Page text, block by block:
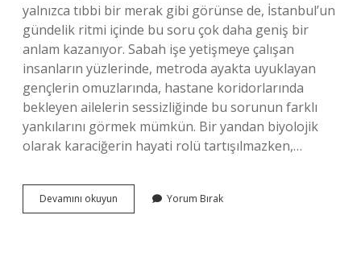
yalnızca tıbbi bir merak gibi görünse de, İstanbul’un
gündelik ritmi içinde bu soru çok daha geniş bir
anlam kazanıyor. Sabah işe yetişmeye çalışan
insanların yüzlerinde, metroda ayakta uyuklayan
gençlerin omuzlarında, hastane koridorlarında
bekleyen ailelerin sessizliğinde bu sorunun farklı
yankılarını görmek mümkün. Bir yandan biyolojik
olarak karaciğerin hayati rolü tartışılmazken,…
Devamını okuyun Karaciğer
olmadan
Yorum Bırak